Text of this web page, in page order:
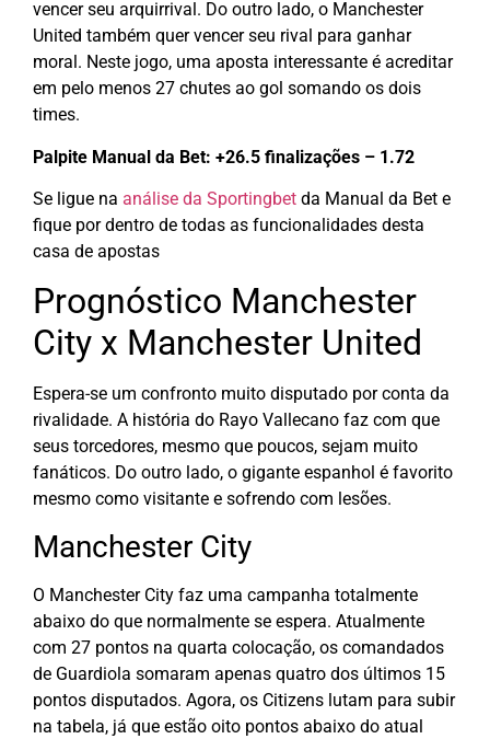
vencer seu arquirrival. Do outro lado, o Manchester
United também quer vencer seu rival para ganhar
moral. Neste jogo, uma aposta interessante é acreditar
em pelo menos 27 chutes ao gol somando os dois
times.
Palpite Manual da Bet: +26.5 finalizações – 1.72
Se ligue na análise da Sportingbet da Manual da Bet e
fique por dentro de todas as funcionalidades desta
casa de apostas
Prognóstico Manchester
City x Manchester United
Espera-se um confronto muito disputado por conta da
rivalidade. A história do Rayo Vallecano faz com que
seus torcedores, mesmo que poucos, sejam muito
fanáticos. Do outro lado, o gigante espanhol é favorito
mesmo como visitante e sofrendo com lesões.
Manchester City
O Manchester City faz uma campanha totalmente
abaixo do que normalmente se espera. Atualmente
com 27 pontos na quarta colocação, os comandados
de Guardiola somaram apenas quatro dos últimos 15
pontos disputados. Agora, os Citizens lutam para subir
na tabela, já que estão oito pontos abaixo do atual